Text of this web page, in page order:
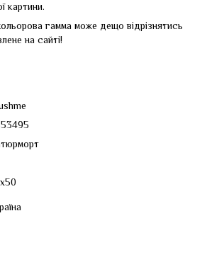
картини.
гамма може дещо відрізнятись
на сайті!